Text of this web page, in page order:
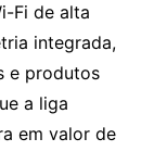
Fi de alta
integrada,
e produtos
a liga
em valor de